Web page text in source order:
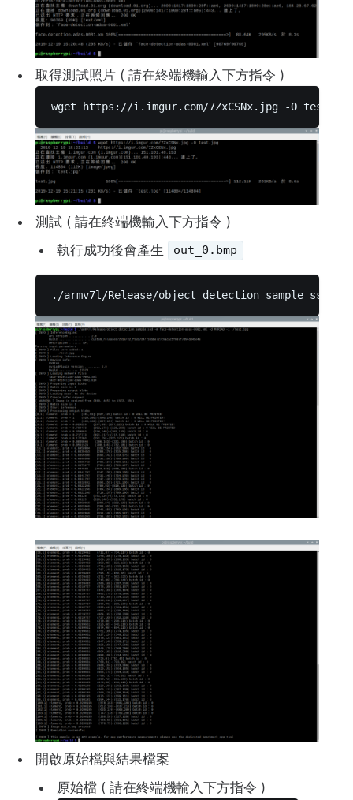
取得測試照片 ( 請在終端機輸入下方指令 )
wget https://i.imgur.com/7ZxCSNx.jpg -O
測試 ( 請在終端機輸入下方指令 )
執行成功後會產生
out_0.bmp
./armv7l/Release/object_detection_sample_ssd
開啟原始檔與結果檔案
原始檔 ( 請在終端機輸入下方指令 )